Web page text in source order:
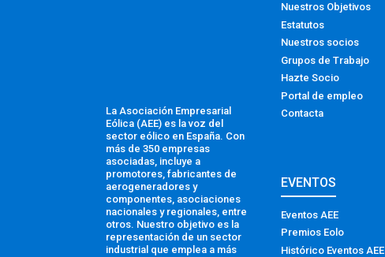
La Asociación Empresarial
Eólica (AEE) es la voz del
sector eólico en España. Con
más de 350 empresas
asociadas, incluye a
promotores, fabricantes de
aerogeneradores y
componentes, asociaciones
nacionales y regionales, entre
otros. Nuestro objetivo es la
representación de un sector
industrial que emplea a más
Nuestros Objetivos
Estatutos
Nuestros socios
Grupos de Trabajo
Hazte Socio
Portal de empleo
Contacta
EVENTOS
Eventos AEE
Premios Eolo
Histórico Eventos AEE